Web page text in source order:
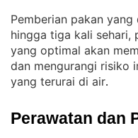
Pemberian pakan
hingga tiga kali sehari,
yang optimal akan
dan mengurangi risiko
yang terurai di air.
Perawatan dan